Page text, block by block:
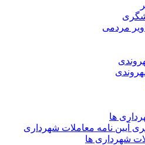
مردمی
ها
آیین نامه معاملات شهرداری
شهرداری ها